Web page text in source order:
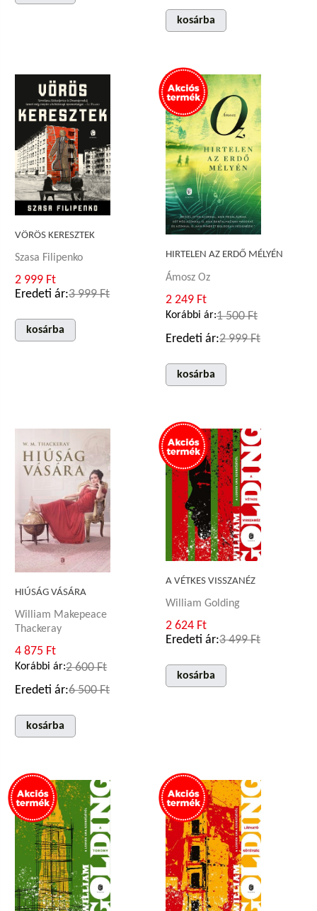
kosárba
VÖRÖS KERESZTEK
Szasa Filipenko
2 999 Ft
Eredeti ár:3 999 Ft
kosárba
HIRTELEN AZ ERDŐ MÉLYÉN
Ámosz Oz
2 249 Ft
Korábbi ár:1 500 Ft
Eredeti ár:2 999 Ft
kosárba
HIÚSÁG VÁSÁRA
William Makepeace
Thackeray
4 875 Ft
Korábbi ár:2 600 Ft
Eredeti ár:6 500 Ft
kosárba
A VÉTKES VISSZANÉZ
William Golding
2 624 Ft
Eredeti ár:3 499 Ft
kosárba